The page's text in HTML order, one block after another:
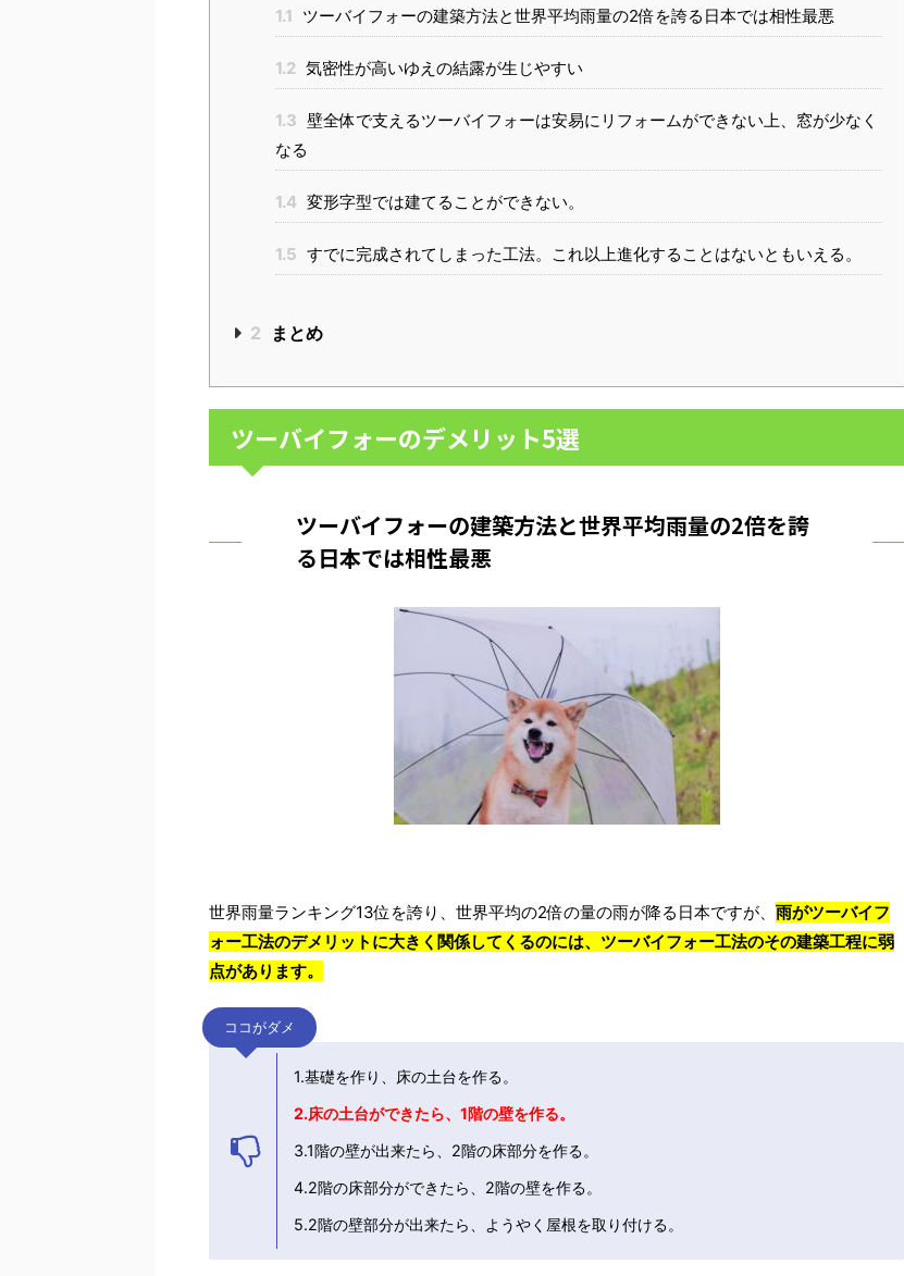
1.1 ツーバイフォーの建築方法と世界平均雨量の2倍を誇る日本では相性最悪
1.2 気密性が高いゆえの結露が生じやすい
1.3 壁全体で支えるツーバイフォーは安易にリフォームができない上、窓が少なく
なる
1.4 変形字型では建てることができない。
1.5 すでに完成されてしまった工法。これ以上進化することはないともいえる。
2 まとめ
ツーバイフォーのデメリット5選
ツーバイフォーの建築方法と世界平均雨量の2倍を誇
る日本では相性最悪
世界雨量ランキング13位を誇り、世界平均の2倍の量の雨が降る日本ですが、 雨がツーバイフ
ォー工法のデメリットに大きく関係してくるのには、ツーバイフォー工法のその建築工程に弱
点があります。
ココがダメ
1.基礎を作り、床の土台を作る。
2.床の土台ができたら、1階の壁を作る。
3.1階の壁が出来たら、2階の床部分を作る。
4.2階の床部分ができたら、2階の壁を作る。
5.2階の壁部分が出来たら、ようやく屋根を取り付ける。